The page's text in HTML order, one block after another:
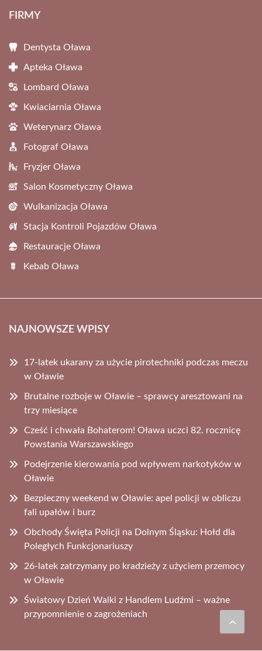
FIRMY
Dentysta Oława
Apteka Oława
Lombard Oława
Kwiaciarnia Oława
Weterynarz Oława
Fotograf Oława
Fryzjer Oława
Salon Kosmetyczny Oława
Wulkanizacja Oława
Stacja Kontroli Pojazdów Oława
Restauracje Oława
Kebab Oława
NAJNOWSZE WPISY
17-latek ukarany za użycie pirotechniki podczas meczu
w Oławie
Brutalne rozboje w Oławie – sprawcy aresztowani na
trzy miesiące
Cześć i chwała Bohaterom! Oława uczci 82. rocznicę
Powstania Warszawskiego
Podejrzenie kierowania pod wpływem narkotyków w
Oławie
Bezpieczny weekend w Oławie: apel policji w obliczu
fali upałów i burz
Obchody Święta Policji na Dolnym Śląsku: Hołd dla
Poległych Funkcjonariuszy
26-latek zatrzymany po kradzieży z użyciem przemocy
w Oławie
Światowy Dzień Walki z Handlem Ludźmi – ważne
przypomnienie o zagrożeniach